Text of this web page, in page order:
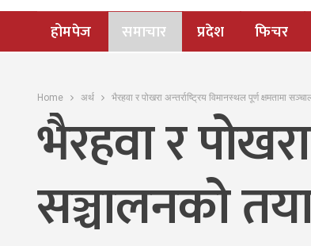
होमपेज समाचार प्रदेश फिचर
Home अर्थ भैरहवा र पोखरा अन्तर्राष्ट्रिय विमानस्थल पूर्ण क्षमतामा
भैरहवा र
सञ्चालनको